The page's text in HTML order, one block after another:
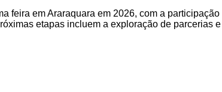
feira em Araraquara em 2026, com a
etapas incluem a exploração de parcerias